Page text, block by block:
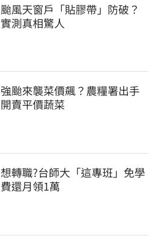
颱風天窗戶「貼膠帶」防破？
實測真相驚人
強颱來襲菜價飆？農糧署出手
開賣平價蔬菜
想轉職?台師大「這專班」免學
費還月領1萬